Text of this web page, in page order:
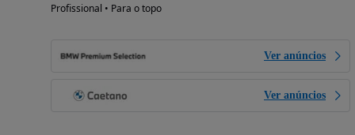
Profissional • Para o topo
Ver anúncios
Ver anúncios